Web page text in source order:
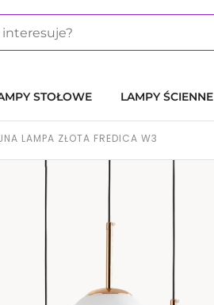
STOŁOWE LAMPY ŚCIENNE
LAMPA ZŁOTA FREDICA W3